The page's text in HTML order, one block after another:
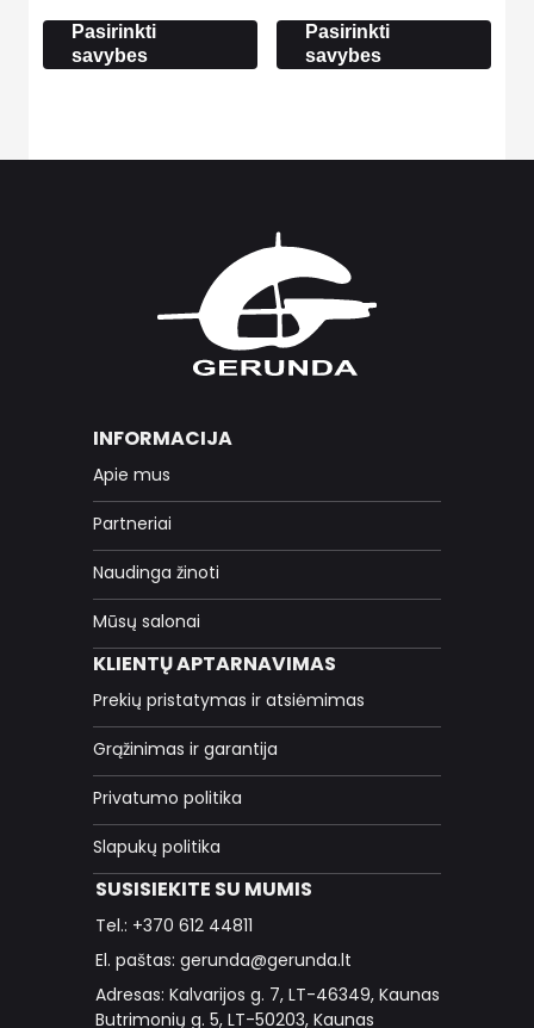
6.20 €
Pasirinkti
savybes
through
12.90 €
Pasirinkti
savybes
INFORMACIJA
Apie mus
Partneriai
Naudinga žinoti
Mūsų salonai
KLIENTŲ APTARNAVIMAS
Prekių pristatymas ir atsiėmimas
Grąžinimas ir garantija
Privatumo politika
Slapukų politika
SUSISIEKITE SU MUMIS
Tel.: +370 612 44811
El. paštas: gerunda@gerunda.lt
Adresas: Kalvarijos g. 7, LT-46349, Kaunas
Butrimonių g. 5, LT-50203, Kaunas